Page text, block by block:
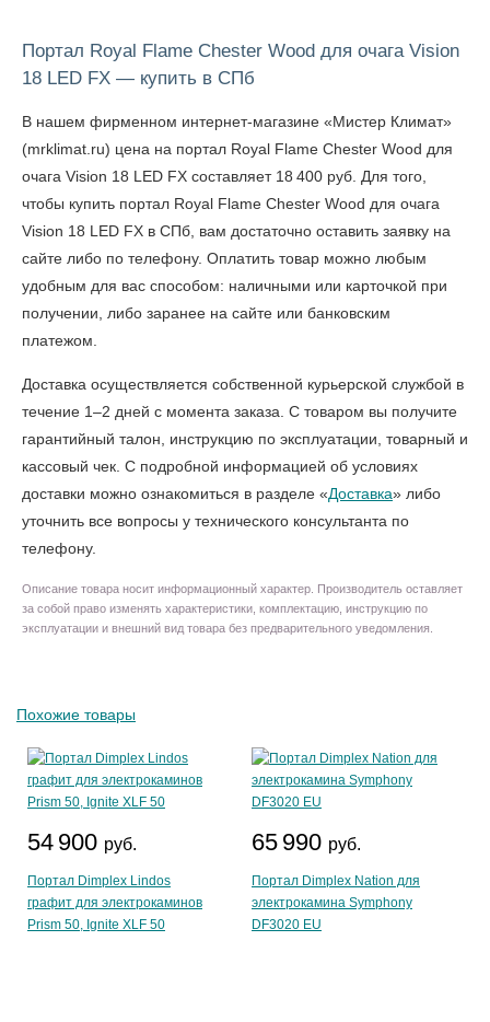
Портал Royal Flame Chester Wood для очага Vision
18 LED FX — купить в СПб
В нашем фирменном интернет-магазине «Мистер Климат»
(mrklimat.ru) цена на портал Royal Flame Chester Wood для
очага Vision 18 LED FX составляет 18 400 руб. Для того,
чтобы купить портал Royal Flame Chester Wood для очага
Vision 18 LED FX в СПб , вам достаточно оставить заявку на
сайте либо по телефону. Оплатить товар можно любым
удобным для вас способом: наличными или карточкой при
получении, либо заранее на сайте или банковским
платежом.
Доставка осуществляется собственной курьерской службой в
течение 1–2 дней с момента заказа. С товаром вы получите
гарантийный талон, инструкцию по эксплуатации, товарный и
кассовый чек. С подробной информацией об условиях
доставки можно ознакомиться в разделе «Доставка» либо
уточнить все вопросы у технического консультанта по
телефону.
Описание товара носит информационный характер. Производитель оставляет
за собой право изменять характеристики, комплектацию, инструкцию по
эксплуатации и внешний вид товара без предварительного уведомления.
Похожие товары
54 900 руб.
Портал Dimplex Lindos
графит для электрокаминов
Prism 50, Ignite XLF 50
65 990 руб.
Портал Dimplex Nation для
электрокамина Symphony
DF3020 EU